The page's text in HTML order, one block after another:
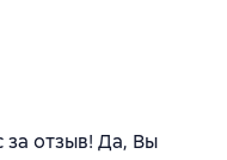
за отзыв! Да, Вы